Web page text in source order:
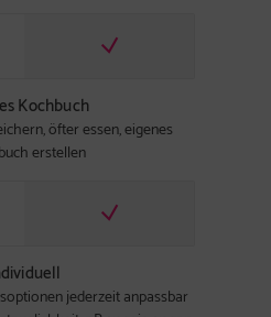
Kochbuch
öfter essen, eigenes
erstellen
jederzeit anpassbar